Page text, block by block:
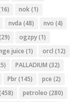
nok(1)
nvda (48) nvo (4)
ogzpy(1)
juice (1) orcl (12)
PALLADIUM (32)
Pbr(145) pce (2)
petroleo (280)